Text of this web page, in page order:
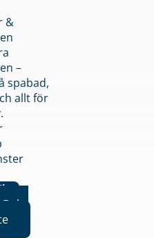
&
–
spabad,
allt för
Boka